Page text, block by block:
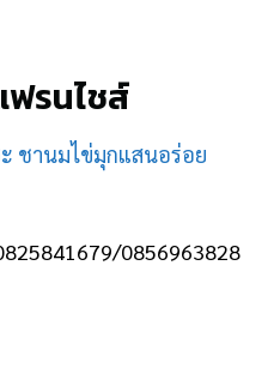
รนไชส์
ชานมไข่มุกแสนอร่อย
0856963828